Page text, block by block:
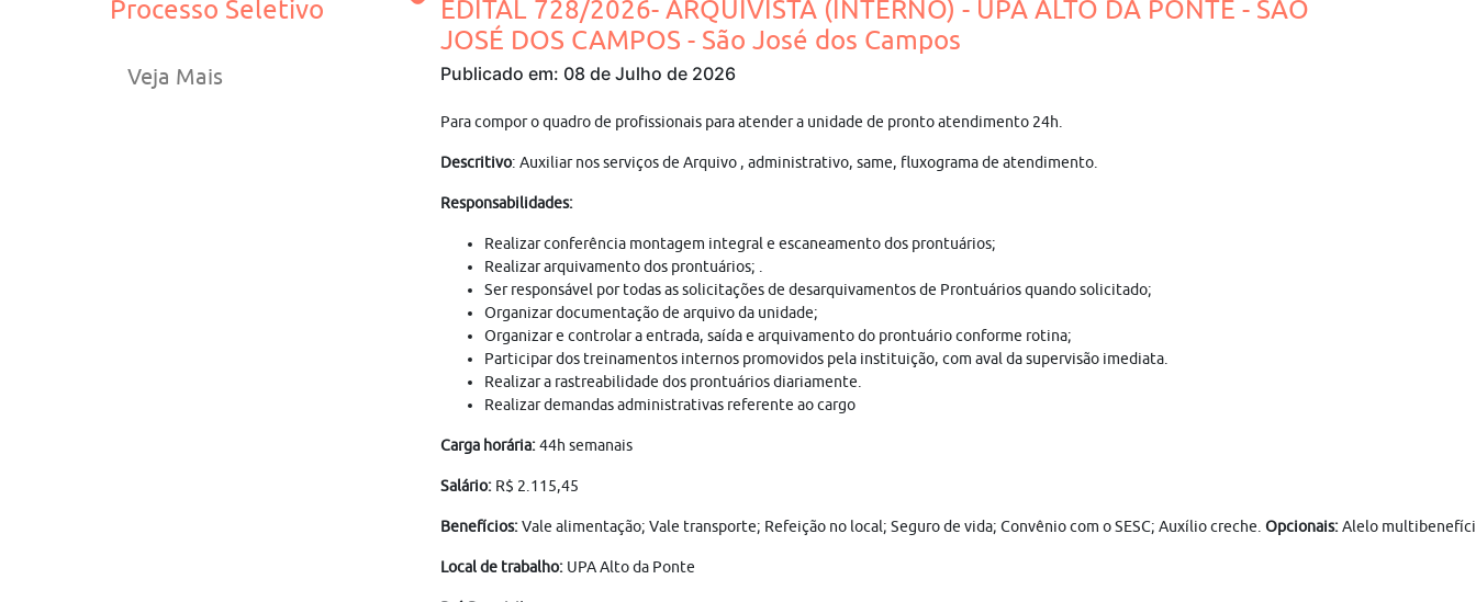
Processo Seletivo
Veja Mais
EDITAL 728/2026- ARQUIVISTA (INTERNO) - UPA ALTO DA PONTE - SÃO
JOSÉ DOS CAMPOS - São José dos Campos
Publicado em: 08 de Julho de 2026
Para compor o quadro de profissionais para atender a unidade de pronto atendimento 24h.
Descritivo: Auxiliar nos serviços de Arquivo , administrativo, same, fluxograma de atendimento.
Responsabilidades:
Realizar conferência montagem integral e escaneamento dos prontuários;
Realizar arquivamento dos prontuários; .
Ser responsável por todas as solicitações de desarquivamentos de Prontuários quando solicitado;
Organizar documentação de arquivo da unidade;
Organizar e controlar a entrada, saída e arquivamento do prontuário conforme rotina;
Participar dos treinamentos internos promovidos pela instituição, com aval da supervisão imediata.
Realizar a rastreabilidade dos prontuários diariamente.
Realizar demandas administrativas referente ao cargo
Carga horária:44h semanais
Salário: R$ 2.115,45
Benefícios:Vale alimentação; Vale transporte; Refeição no local; Seguro de vida; Convênio com o SESC; Auxílio creche. Opcionais:Alelo
Local de trabalho: UPA Alto da Ponte